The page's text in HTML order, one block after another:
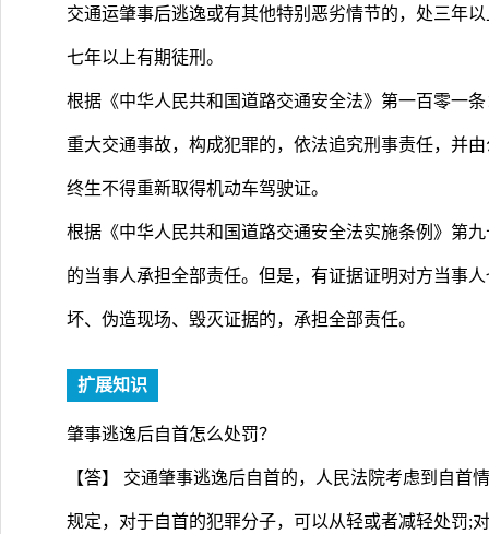
交通运肇事后逃逸或有其他特别恶劣情节的，处三年
七年以上有期徒刑。
根据《中华人民共和国道路交通安全法》第一百零一
重大交通事故，构成犯罪的，依法追究刑事责任，并
终生不得重新取得机动车驾驶证。
根据《中华人民共和国道路交通安全法实施条例》第
的当事人承担全部责任。但是，有证据证明对方当事
坏、伪造现场、毁灭证据的，承担全部责任。
扩展知识
肇事逃逸后自首怎么处罚？
【答】 交通肇事逃逸后自首的，人民法院考虑到自首
规定，对于自首的犯罪分子，可以从轻或者减轻处罚;